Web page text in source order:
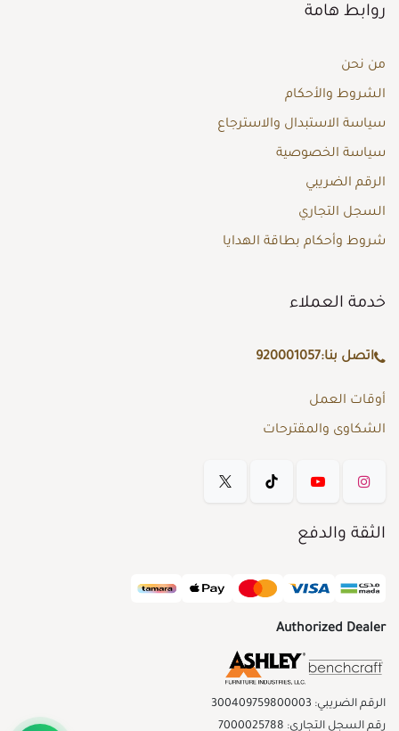
روابط هامة
من نحن
الشروط والأحكام
سياسة الاستبدال والاسترجاع
سياسة الخصوصية
الرقم الضريبي
السجل التجاري
شروط وأحكام بطاقة الهدايا
خدمة العملاء
اتصل بنا:920001057
أوقات العمل
الشكاوى والمقترحات
الثقة والدفع
Authorized Dealer
الرقم الضريبي: 300409759800003
رقم السجل التجاري: 7000025788